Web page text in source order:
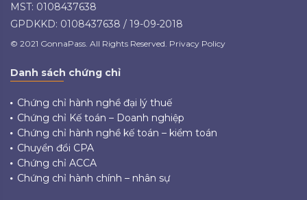
MST: 0108437638
GPDKKD: 0108437638 / 19-09-2018
© 2021 GonnaPass. All Rights Reserved. Privacy Policy
Danh sách chứng chỉ
Chứng chỉ hành nghề đại lý thuế
Chứng chỉ Kế toán – Doanh nghiệp
Chứng chỉ hành nghề kế toán – kiểm toán
Chuyển đổi CPA
Chứng chỉ ACCA
Chứng chỉ hành chính – nhân sự